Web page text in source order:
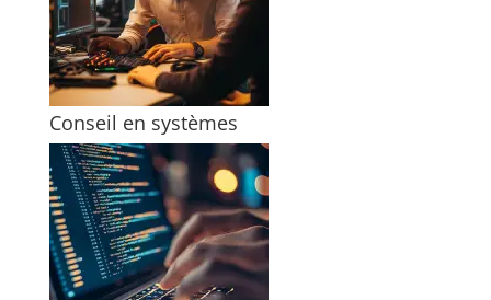
Conseil en systèmes